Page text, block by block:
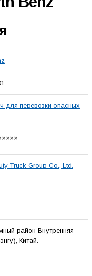
для перевозки опасных
Truck Group Co., Ltd.
район Внутренняя
Китай.